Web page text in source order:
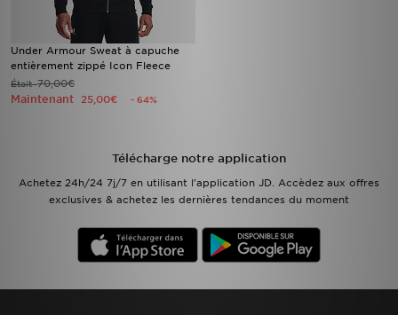
Under Armour Sweat à capuche
entièrement zippé Icon Fleece
Était70,00€
Maintenant 25,00€ - 64%
Télécharge notre application
Achetez 24h/24 7j/7 en utilisant l'application JD. Accèdez aux offres
exclusives & achetez les dernières tendances du moment